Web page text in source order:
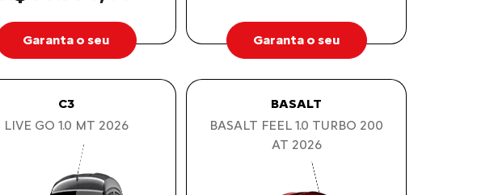
Garanta o seu Garanta o seu
C3
LIVE GO 1.0 MT 2026
BASALT
BASALT FEEL 1.0 TURBO 200
AT 2026